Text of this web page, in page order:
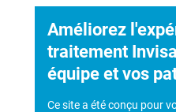
Améliorez
traitement
équipe et vos
Ce site a été conçu pour